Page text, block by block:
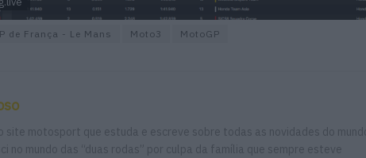
de França - Le Mans Moto3 MotoGP
site motosport que estuda e escreve sobre todas as novidades do mundo
no mundo das “duas rodas” por culpa da família que sempre esteve